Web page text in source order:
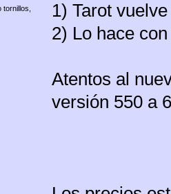
1) Tarot
2) Lo hace
Atentos al
versión 550 a